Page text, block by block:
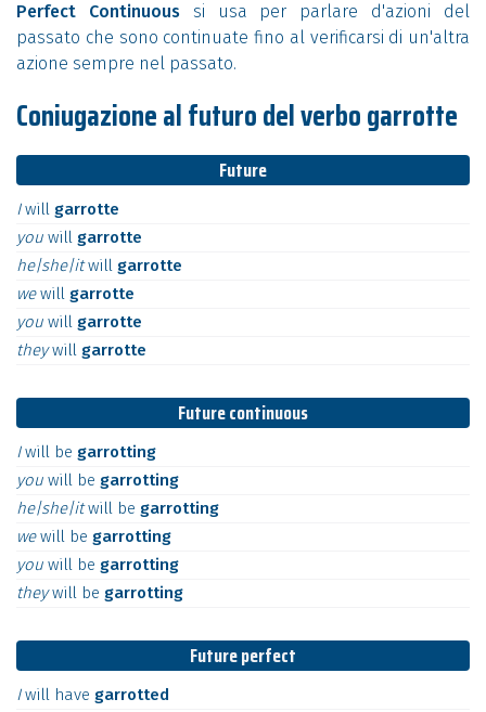
Perfect Continuoussi usa per parlare d'azioni del
passato che sono continuate fino al verificarsi di un'altra
azione sempre nel passato.
Coniugazione al futuro del verbo garrotte
Future
Iwill garrotte
you will garrotte
he|she|itwill garrotte
wewill garrotte
you will garrotte
theywill garrotte
Future continuous
Iwill be garrotting
you will be garrotting
he|she|itwill be garrotting
wewill be garrotting
you will be garrotting
theywill be garrotting
Future perfect
Iwill have garrotted